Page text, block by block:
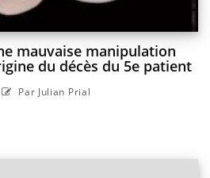
mauvaise manipulation
du décès du 5e patient
Par Julian Prial